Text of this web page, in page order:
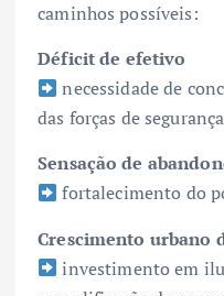
caminhos possíveis:
Déficit de efetivo
necessidade de
das forças de segurança
Sensação de
fortalecimento do
Crescimento urbano
investimento em